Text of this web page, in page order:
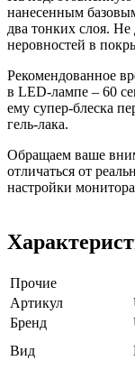
нанесенным
два тонких слоя. Не
неровностей в
Рекомендованное
в LED-лампе – 60
ему супер-блеска
гель-лака.
Обращаем ваше
отличаться от
настройки
Прочие
Артикул
Бренд
Вид